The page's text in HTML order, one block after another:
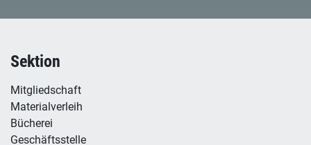
Sektion
Mitgliedschaft
Materialverleih
Bücherei
Geschäftsstelle